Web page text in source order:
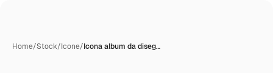
Home/Stock/Icone/Icona album da diseg…